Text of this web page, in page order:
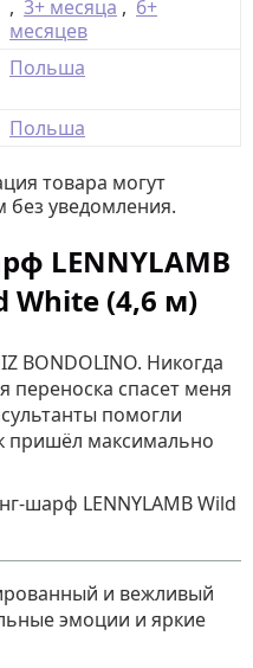
, 3+ месяца , 6+
месяцев
Польша
Польша
товара могут
без уведомления.
LENNYLAMB
White (4,6 м)
BONDOLINO. Никогда
переноска спасет меня
помогли
пришёл максимально
шарф LENNYLAMB Wild
и вежливый
эмоции и яркие